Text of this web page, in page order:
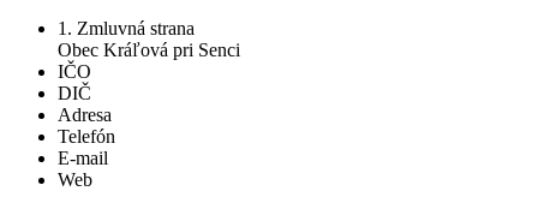
1. Zmluvná strana
Obec Kráľová pri Senci
IČO
DIČ
Adresa
Telefón
E-mail
Web